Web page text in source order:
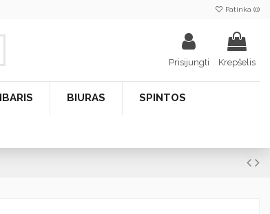
Patinka (0)
Prisijungti Krepšelis
BIURAS SPINTOS